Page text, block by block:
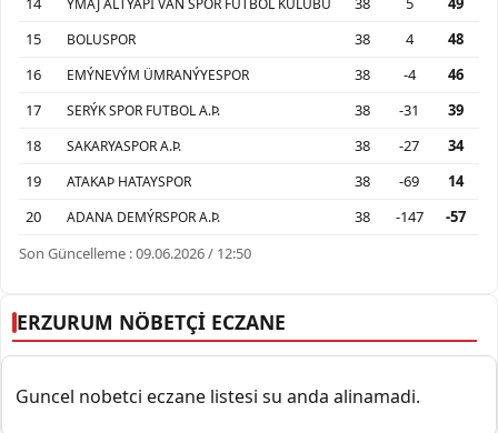
ÝMAJ ALTYAPI VAN SPOR FUTBOL KULÜBÜ
15
BOLUSPOR 38 4
48
16
EMÝNEVÝM ÜMRANÝYESPOR 38 -4
46
17
SERÝK SPOR FUTBOL A.Þ. 38 -31
39
18
SAKARYASPOR A.Þ. 38 -27
34
19
ATAKAÞ HATAYSPOR 38 -69
14
20
ADANA DEMÝRSPOR A.Þ. 38 -147
-57
Son Güncelleme : 09.06.2026 / 12:50
ERZURUM NÖBETÇİ ECZANE
Guncel nobetci eczane listesi su anda alinamadi.